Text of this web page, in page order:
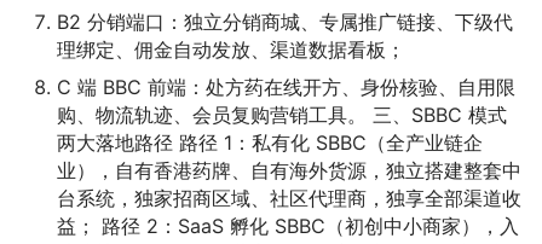
B2 分销端口：独立分销商城、专属推广链接、下级代
理绑定、佣金自动发放、渠道数据看板；
C 端 BBC 前端：处方药在线开方、身份核验、自用限
购、物流轨迹、会员复购营销工具。 三、SBBC 模式
两大落地路径 路径 1：私有化 SBBC（全产业链企
业），自有香港药牌、自有海外货源，独立搭建整套中
台系统，独家招商区域、社区代理商，独享全部渠道收
益； 路径 2：SaaS 孵化 SBBC（初创中小商家），入